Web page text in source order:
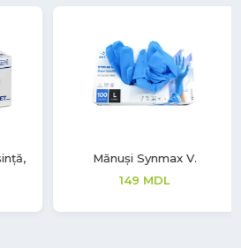
Mănuși latex Soft Touch
208 MDL